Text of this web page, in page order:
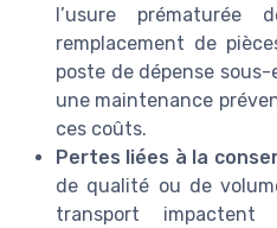
l’usure prématurée
remplacement de
poste de dépense
une maintenance
ces coûts.
Pertes liées à la
de qualité ou de
transport